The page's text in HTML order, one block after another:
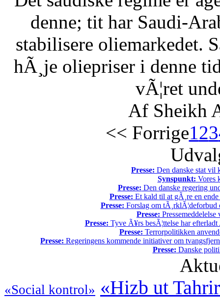
denne; tit har Saudi-
stabilisere oliemarkedet.
hÃ¸je oliepriser i denne
vÃ¦ret
Af Sheikh
<< Forrige123
Presse: Den danske stat vil
Synspunkt: Vores
Presse: Den danske regering
Presse: Et kald til at gÃ¸re en
Presse: Forslag om tÃ¸rklÃ¦deforbud
Presse:
Presse: Tyve Ã¥rs besÃ¦ttelse har
Presse: Terrorpolitikken
Presse: Regeringens kommende initiativer om
Presse: Danske
«Social kontrol» «Hizb ut